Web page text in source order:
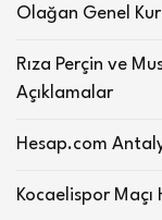
Olağan Genel
Rıza Perçin ve
Açıklamalar
Hesap.com
Kocaelispor Maçı